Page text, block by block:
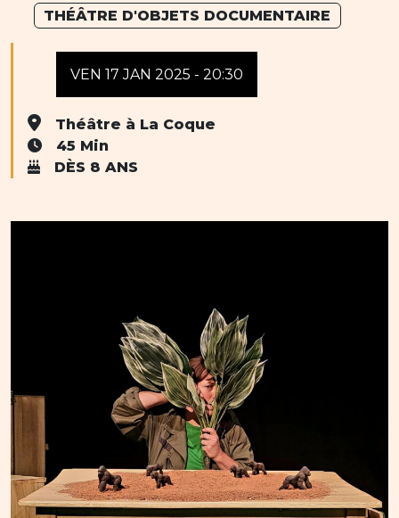
THÉÂTRE D'OBJETS DOCUMENTAIRE
VEN 17 JAN 2025 - 20:30
Théâtre à La Coque
45 Min
DÈS 8 ANS